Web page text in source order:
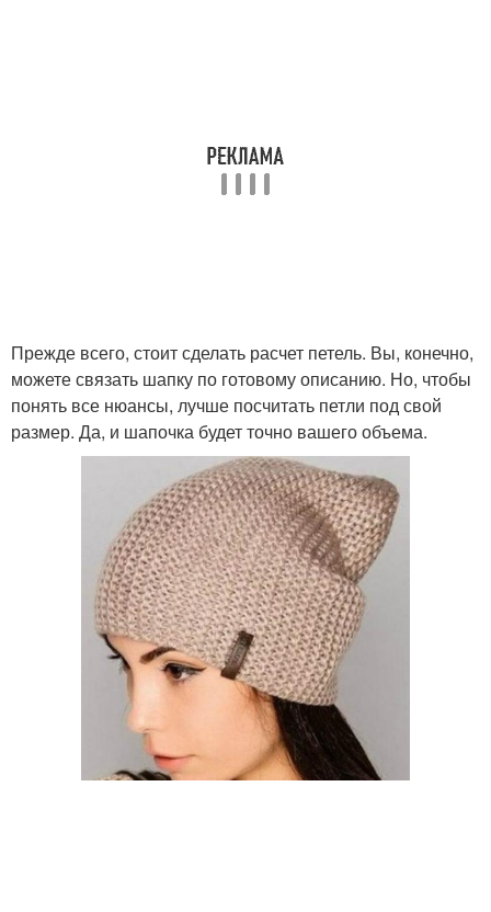
Прежде всего, стоит сделать расчет петель. Вы, конечно,
можете связать шапку по готовому описанию. Но, чтобы
понять все нюансы, лучше посчитать петли под свой
размер. Да, и шапочка будет точно вашего объема.